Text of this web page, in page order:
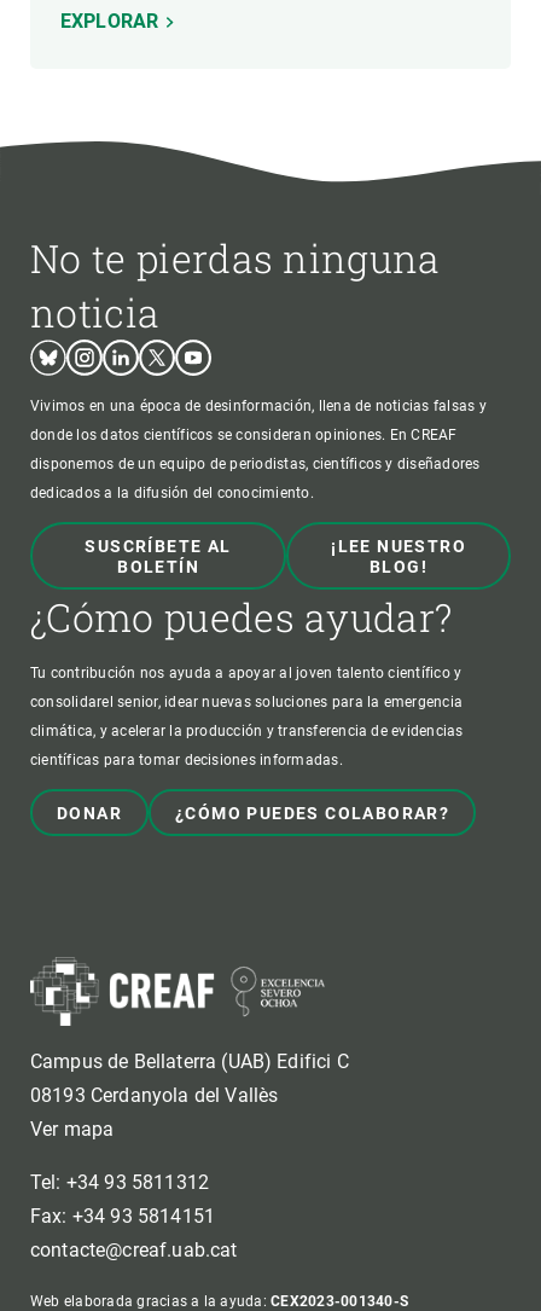
EXPLORAR
No te pierdas ninguna
noticia
BlueskyInstagram
LinkedinTwitterYoutube
Vivimos en una época de desinformación, llena de noticias falsas y
donde los datos científicos se consideran opiniones. En CREAF
disponemos de un equipo de periodistas, científicos y diseñadores
dedicados a la difusión del conocimiento.
SUSCRÍBETE AL
BOLETÍN
¡LEE NUESTRO
BLOG!
¿Cómo puedes ayudar?
Tu contribución nos ayuda a apoyar al joven talento científico y
consolidarel senior, idear nuevas soluciones para la emergencia
climática, y acelerar la producción y transferencia de evidencias
científicas para tomar decisiones informadas.
DONAR ¿CÓMO PUEDES COLABORAR?
Campus de Bellaterra (UAB) Edifici C
08193 Cerdanyola del Vallès
Ver mapa
Tel: +34 93 5811312
Fax: +34 93 5814151
contacte@creaf.uab.cat
Web elaborada gracias a la ayuda:CEX2023-001340-S